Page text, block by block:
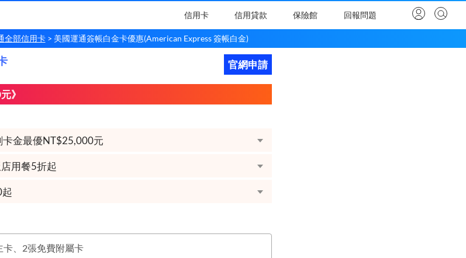
信用卡 信用貸款 保險館 回報問題
全部信用卡 美國運通簽帳白金卡優惠(American Express 簽帳白金)
立即申請
官網申請
》
金最優NT$25,000元
用餐5折起
卡、2張免費附屬卡